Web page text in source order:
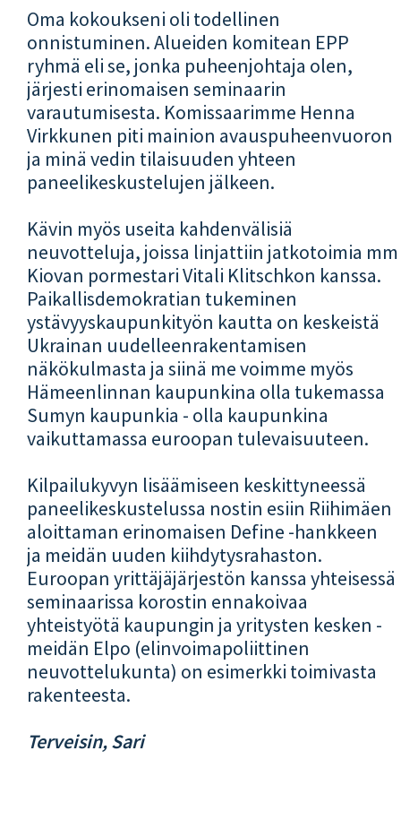
Oma kokoukseni oli todellinen
onnistuminen. Alueiden komitean EPP
ryhmä eli se, jonka puheenjohtaja olen,
järjesti erinomaisen seminaarin
varautumisesta. Komissaarimme Henna
Virkkunen piti mainion avauspuheenvuoron
ja minä vedin tilaisuuden yhteen
paneelikeskustelujen jälkeen.
Kävin myös useita kahdenvälisiä
neuvotteluja, joissa linjattiin jatkotoimia mm
Kiovan pormestari Vitali Klitschkon kanssa.
Paikallisdemokratian tukeminen
ystävyyskaupunkityön kautta on keskeistä
Ukrainan uudelleenrakentamisen
näkökulmasta ja siinä me voimme myös
Hämeenlinnan kaupunkina olla tukemassa
Sumyn kaupunkia - olla kaupunkina
vaikuttamassa euroopan tulevaisuuteen.
Kilpailukyvyn lisäämiseen keskittyneessä
paneelikeskustelussa nostin esiin Riihimäen
aloittaman erinomaisen Define -hankkeen
ja meidän uuden kiihdytysrahaston.
Euroopan yrittäjäjärjestön kanssa yhteisessä
seminaarissa korostin ennakoivaa
yhteistyötä kaupungin ja yritysten kesken -
meidän Elpo (elinvoimapoliittinen
neuvottelukunta) on esimerkki toimivasta
rakenteesta.
Terveisin, Sari